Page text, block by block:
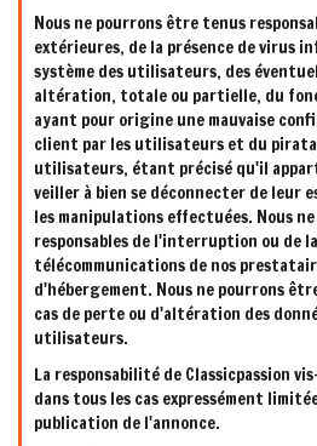
Nous ne pourrons être tenus
extérieures, de la présence de virus
système des utilisateurs, des
altération, totale ou partielle, du
ayant pour origine une mauvaise
client par les utilisateurs et du
utilisateurs, étant précisé qu'il
veiller à bien se déconnecter de leur
les manipulations effectuées. Nous
responsables de l'interruption ou de
télécommunications de nos
d'hébergement. Nous ne pourrons
cas de perte ou d'altération des
utilisateurs.
La responsabilité de Classicpassion
dans tous les cas expressément
publication de l'annonce.